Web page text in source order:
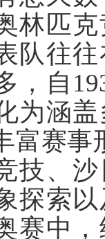
林匹
队往
，自
为涵
富赛事
技、
探索
赛中